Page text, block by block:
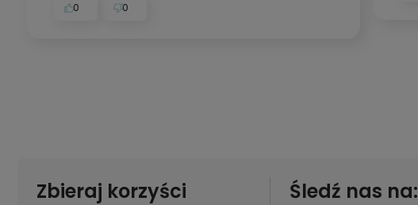
0 0
Zbieraj korzyści Śledź nas na: